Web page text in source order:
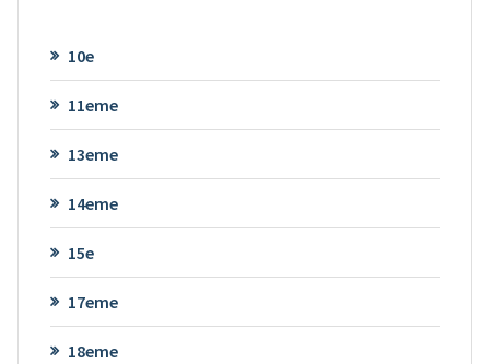
10e
11eme
13eme
14eme
15e
17eme
18eme